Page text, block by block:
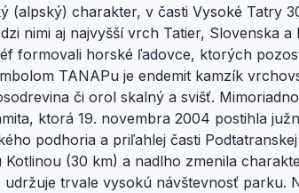
(alpský) charakter, v časti Vysoké Tatry
nimi aj najvyšší vrch Tatier, Slovenska
formovali horské ľadovce, ktorých
TANAPu je endemit kamzík
či orol skalný a svišť.
ktorá 19. novembra 2004 postihla
podhoria a priľahlej časti
(30 km) a nadlho zmenila
trvale vysokú návštevnosť parku.